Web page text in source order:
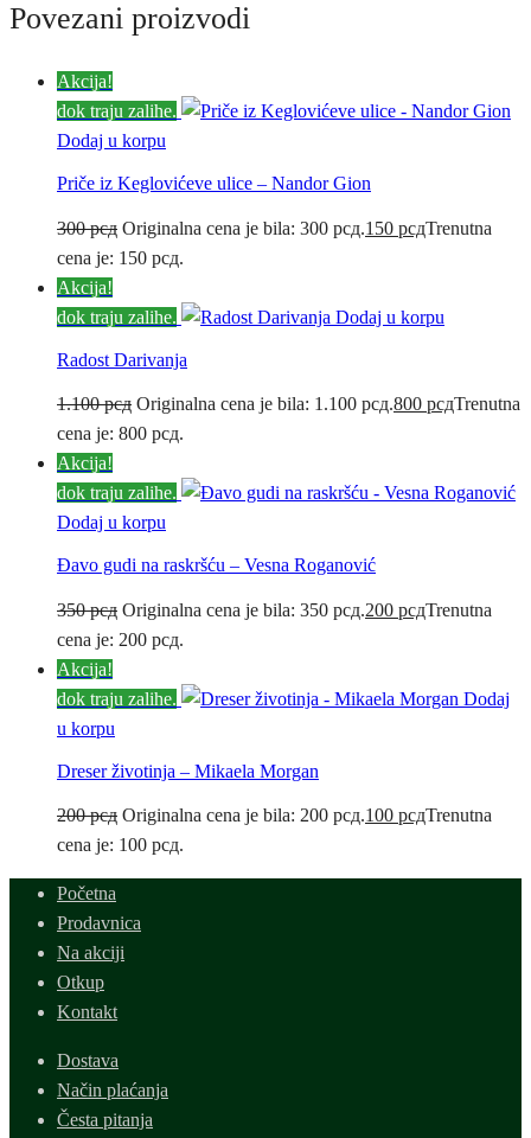
Povezani proizvodi
Akcija!
dok traju zalihe.
Dodaj u korpu
Priče iz Keglovićeve ulice – Nandor Gion
300рсд Originalna cena je bila: 300 рсд.150 рсдTrenutna
cena je: 150 рсд.
Akcija!
dok traju zalihe.
Dodaj u korpu
Radost Darivanja
1.100рсд Originalna cena je bila: 1.100 рсд.800 рсдTrenutna
cena je: 800 рсд.
Akcija!
dok traju zalihe.
Dodaj u korpu
Đavo gudi na raskršću – Vesna Roganović
350рсд Originalna cena je bila: 350 рсд.200 рсдTrenutna
cena je: 200 рсд.
Akcija!
dok traju zalihe.
Dodaj
u korpu
Dreser životinja – Mikaela Morgan
200рсд Originalna cena je bila: 200 рсд.100 рсдTrenutna
cena je: 100 рсд.
Početna
Prodavnica
Na akciji
Otkup
Kontakt
Dostava
Način plaćanja
Česta pitanja